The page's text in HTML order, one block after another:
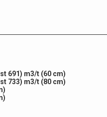
691) m3/t (60 cm)
733) m3/t (80 cm)